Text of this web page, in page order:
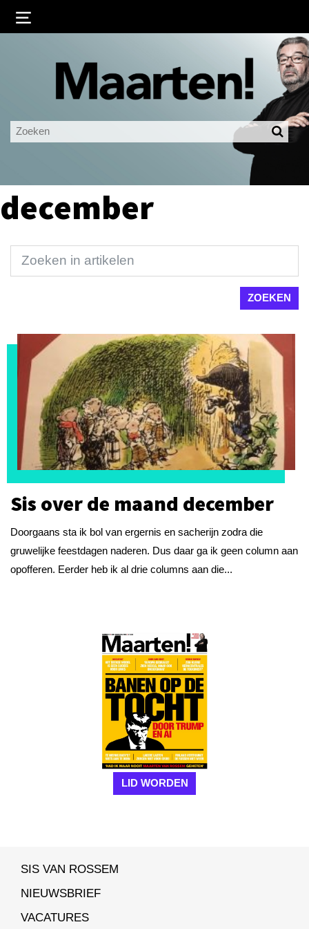
Ingelogd blijven
LOGIN
december
Sis over de maand december
Doorgaans sta ik bol van ergernis en sacherijn zodra die
gruwelijke feestdagen naderen. Dus daar ga ik geen column aan
opofferen. Eerder heb ik al drie columns aan die...
LID WORDEN
SIS VAN ROSSEM
NIEUWSBRIEF
VACATURES